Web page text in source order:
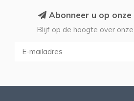
Abonneer u op onze
Blijf op de hoogte over